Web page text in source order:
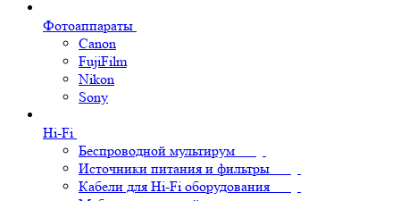
Фотоаппараты
Canon
FujiFilm
Nikon
Sony
Hi-Fi
Беспроводной мультирум
Источники питания и фильтры
Кабели для Hi-Fi оборудования